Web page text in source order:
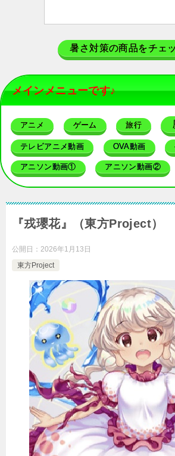
暑さ対策の商品をチェ
メインメニューです♪
アニメ ゲーム 旅行
テレビアニメ動画 OVA動画
アニソン動画① アニソン動画②
『戎瓔花』（東方Project）
公開日： 2026年1月13日
東方Project